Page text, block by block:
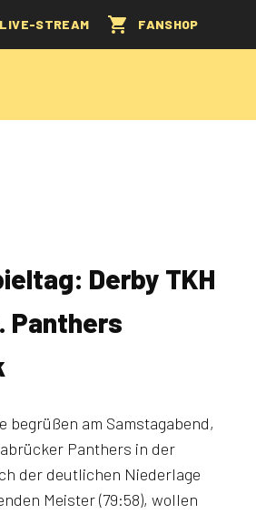
LIVE-STREAM FANSHOP
Derby TKH
Panthers
begrüßen am Samstagabend,
Panthers in der
der deutlichen Niederlage
Meister (79:58), wollen